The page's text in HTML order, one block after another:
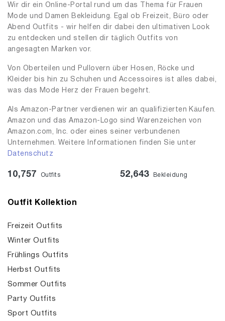
Wir dir ein Online-Portal rund um das Thema für Frauen
Mode und Damen Bekleidung. Egal ob Freizeit, Büro oder
Abend Outfits - wir helfen dir dabei den ultimativen Look
zu entdecken und stellen dir täglich Outfits von
angesagten Marken vor.
Von Oberteilen und Pullovern über Hosen, Röcke und
Kleider bis hin zu Schuhen und Accessoires ist alles dabei,
was das Mode Herz der Frauen begehrt.
Als Amazon-Partner verdienen wir an qualifizierten Käufen.
Amazon und das Amazon-Logo sind Warenzeichen von
Amazon.com, Inc. oder eines seiner verbundenen
Unternehmen. Weitere Informationen finden Sie unter
Datenschutz
10,757 Outfits 52,643 Bekleidung
Outfit Kollektion
Freizeit Outfits
Winter Outfits
Frühlings Outfits
Herbst Outfits
Sommer Outfits
Party Outfits
Sport Outfits